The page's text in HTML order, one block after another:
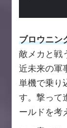
ブロウニン
敵メカと戦
近未来の軍
単機で乗り
す。撃って
ールドを考